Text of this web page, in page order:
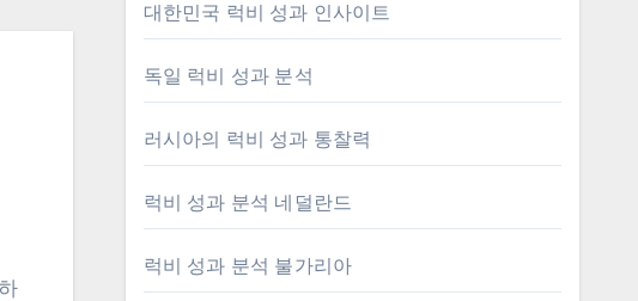
대한민국 럭비 성과 인사이트
독일 럭비 성과 분석
러시아의 럭비 성과 통찰력
럭비 성과 분석 네덜란드
럭비 성과 분석 불가리아